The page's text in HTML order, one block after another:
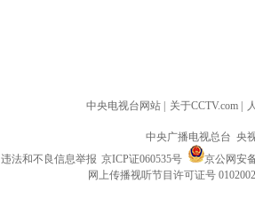
中央电视台网站 关于CCTV.com
中央广播电视总台 央
违法和不良信息举报 京ICP证060535号
京公网安
网上传播视听节目许可证号